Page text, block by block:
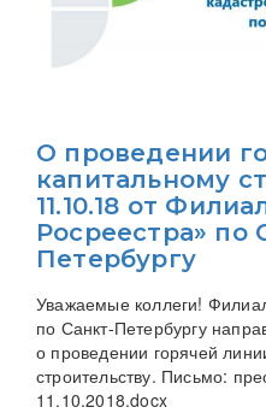
О проведении
капитальному
11.10.18 от
Росреестра» по
Петербургу
Уважаемые коллеги!
по Санкт-Петербургу
о проведении горячей
строительству. Письмо:
11.10.2018.docx